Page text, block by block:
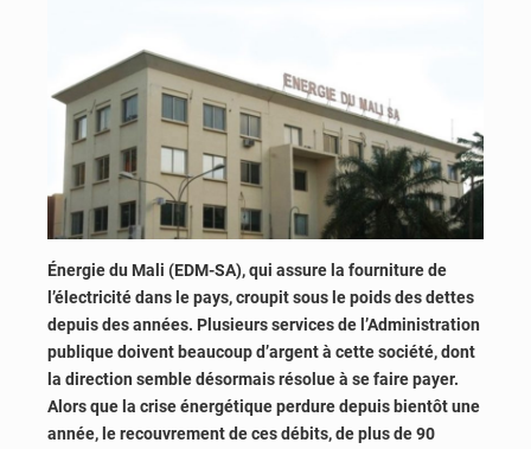
Énergie du Mali (EDM-SA), qui assure la fourniture de
l’électricité dans le pays, croupit sous le poids des dettes
depuis des années. Plusieurs services de l’Administration
publique doivent beaucoup d’argent à cette société, dont
la direction semble désormais résolue à se faire payer.
Alors que la crise énergétique perdure depuis bientôt une
année, le recouvrement de ces débits, de plus de 90